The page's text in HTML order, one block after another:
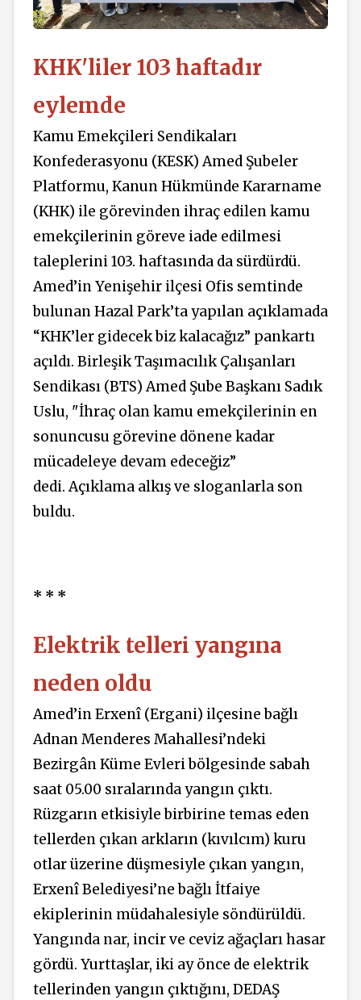
KHK'liler 103 haftadır
eylemde
Kamu Emekçileri Sendikaları
Konfederasyonu (KESK) Amed Şubeler
Platformu, Kanun Hükmünde Kararname
(KHK) ile görevinden ihraç edilen kamu
emekçilerinin göreve iade edilmesi
taleplerini 103. haftasında da sürdürdü.
Amed’in Yenişehir ilçesi Ofis semtinde
bulunan Hazal Park’ta yapılan açıklamada
“KHK’ler gidecek biz kalacağız” pankartı
açıldı. Birleşik Taşımacılık Çalışanları
Sendikası (BTS) Amed Şube Başkanı Sadık
Uslu, "İhraç olan kamu emekçilerinin en
sonuncusu görevine dönene kadar
mücadeleye devam edeceğiz”
dedi. Açıklama alkış ve sloganlarla son
buldu.
* * *
Elektrik telleri yangına
neden oldu
Amed’in Erxenî (Ergani) ilçesine bağlı
Adnan Menderes Mahallesi’ndeki
Bezirgân Küme Evleri bölgesinde sabah
saat 05.00 sıralarında yangın çıktı.
Rüzgarın etkisiyle birbirine temas eden
tellerden çıkan arkların (kıvılcım) kuru
otlar üzerine düşmesiyle çıkan yangın,
Erxenî Belediyesi’ne bağlı İtfaiye
ekiplerinin müdahalesiyle söndürüldü.
Yangında nar, incir ve ceviz ağaçları hasar
gördü. Yurttaşlar, iki ay önce de elektrik
tellerinden yangın çıktığını, DEDAŞ